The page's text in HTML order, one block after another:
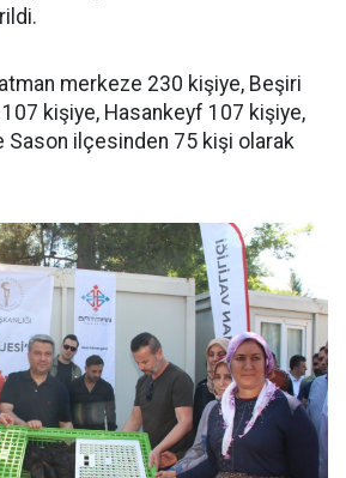
merkeze 230 kişiye, Beşiri
kişiye, Hasankeyf 107 kişiye,
Sason ilçesinden 75 kişi olarak